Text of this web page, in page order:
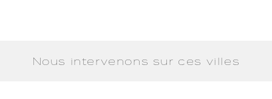
Nous intervenons sur ces villes